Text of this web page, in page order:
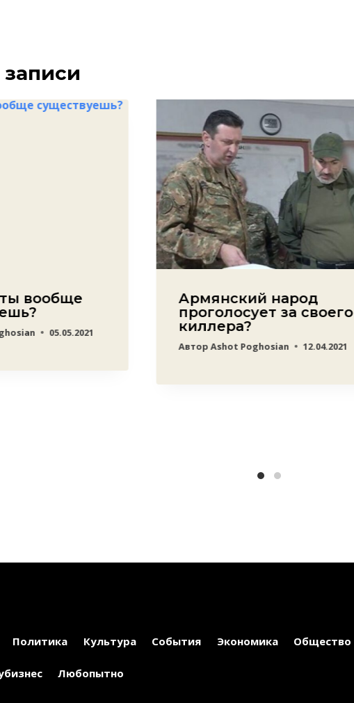
вообще
05.05.2021
Армянский народ
проголосует за своего
киллера?
Автор Ashot Poghosian 12.04.2021
Политика Культура События Экономика Общество
Любопытно